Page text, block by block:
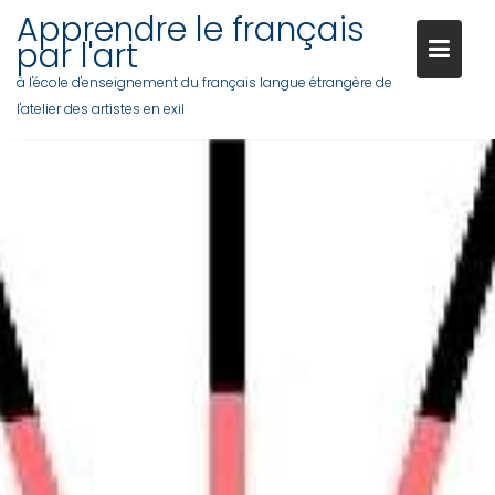
Apprendre le français
par l'art
à l'école d'enseignement du français langue étrangère de
l'atelier des artistes en exil